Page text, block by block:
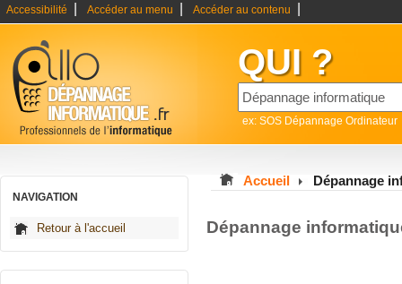
Accessibilité Accéder au menu Accéder au contenu
QUI ?
ex: SOS Dépannage Ordinateur
NAVIGATION
Retour à l'accueil
Accueil Dépannage
Dépannage